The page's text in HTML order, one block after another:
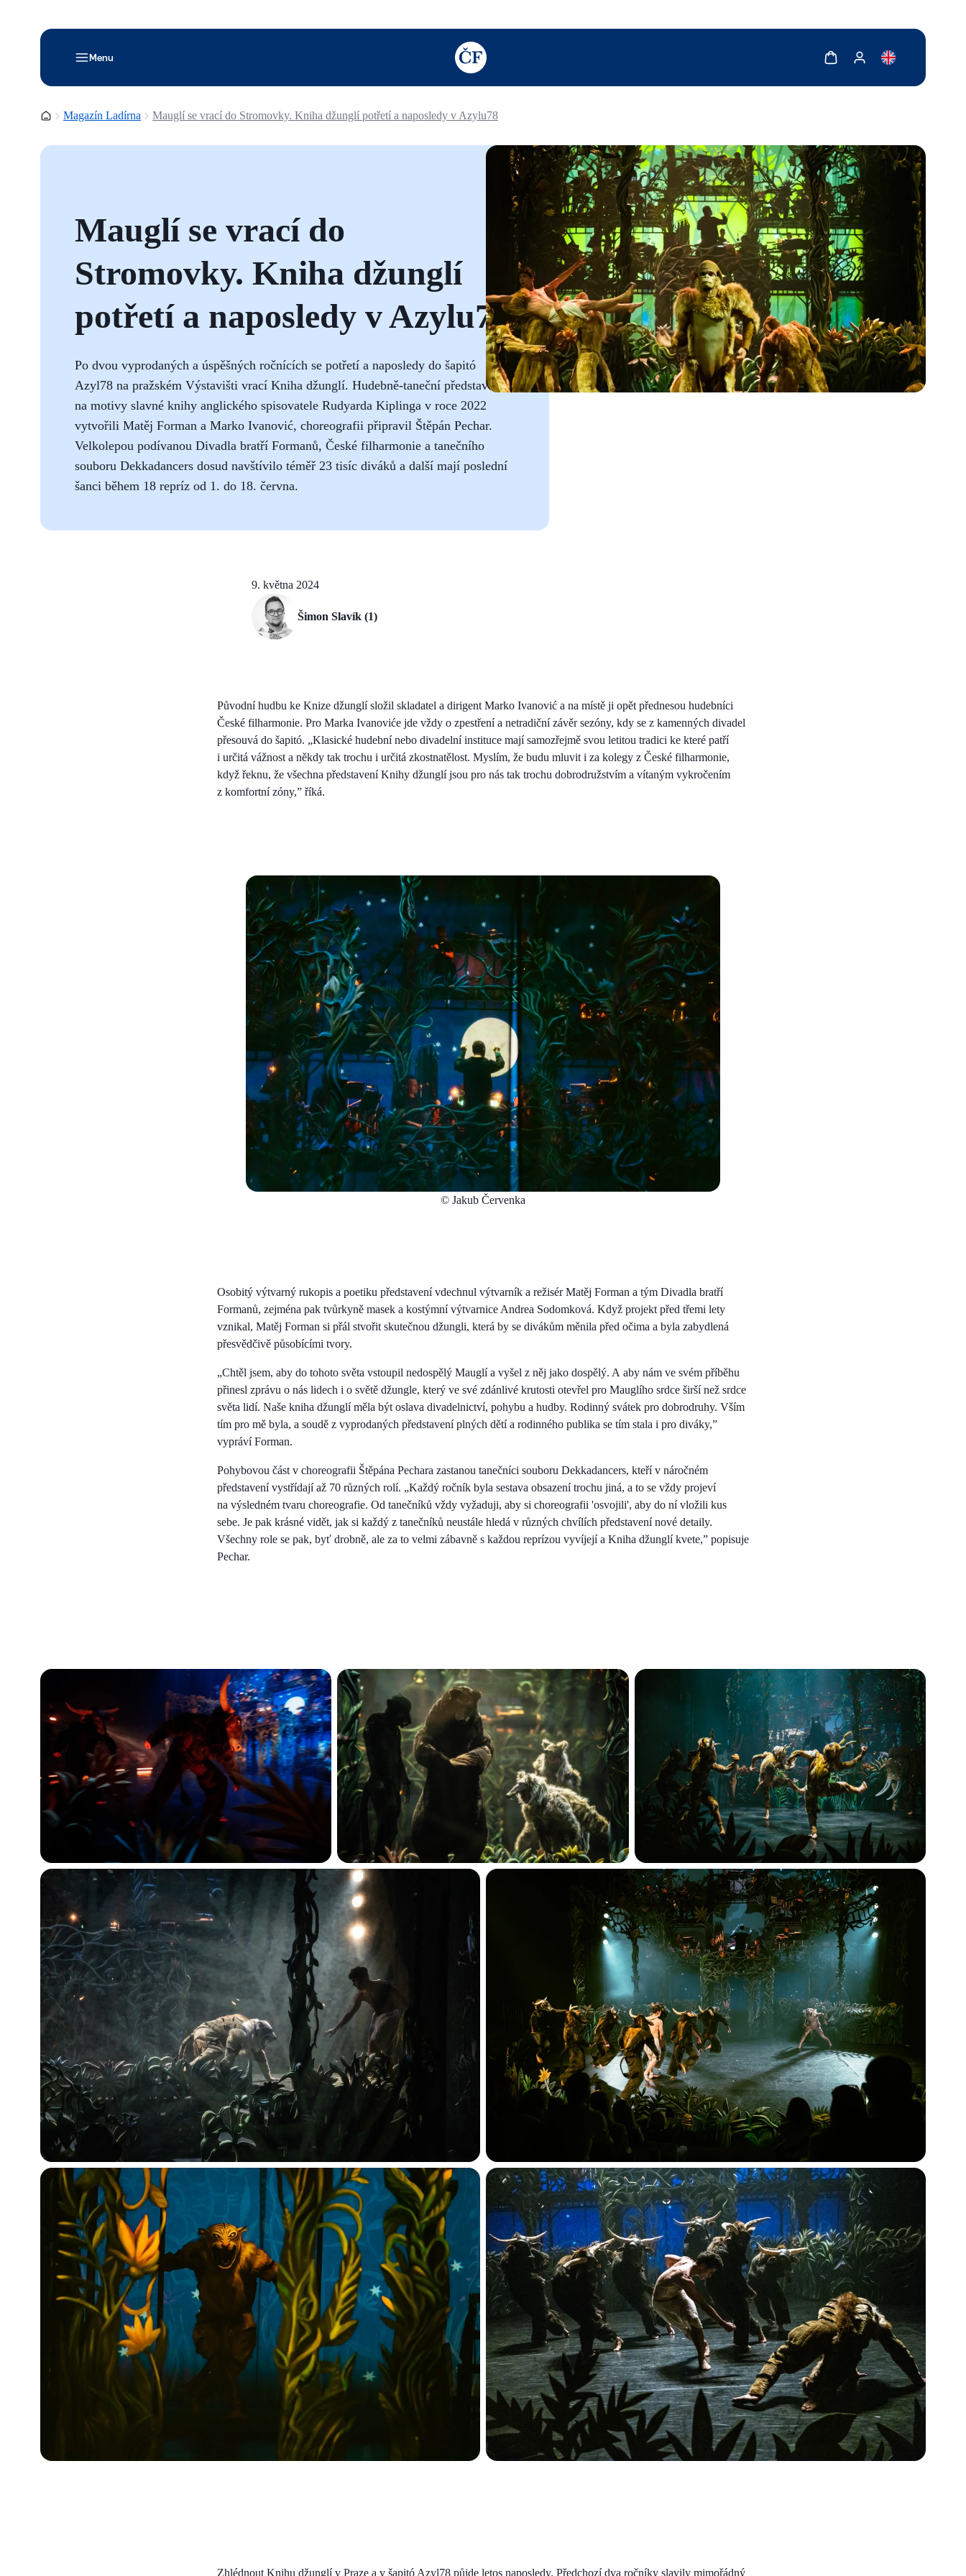
Menu
TODO: Add description for reader
Zobrazit košíkZobrazit můj účet
Domovská stránka
Magazín Ladírna Mauglí se vrací do Stromovky. Kniha džunglí potřetí a naposledy v Azylu78
Mauglí se vrací do
Stromovky. Kniha džunglí
potřetí a naposledy v Azylu78
Po dvou vyprodaných a úspěšných ročnících se potřetí a naposledy do šapitó
Azyl78 na pražském Výstavišti vrací Kniha džunglí. Hudebně-taneční představení
na motivy slavné knihy anglického spisovatele Rudyarda Kiplinga v roce 2022
vytvořili Matěj Forman a Marko Ivanović, choreografii připravil Štěpán Pechar.
Velkolepou podívanou Divadla bratří Formanů, České filharmonie a tanečního
souboru Dekkadancers dosud navštívilo téměř 23 tisíc diváků a další mají poslední
šanci během 18 repríz od 1. do 18. června.
9. května 2024
Šimon Slavík (1)
Původní hudbu ke Knize džunglí složil skladatel a dirigent Marko Ivanović a na místě ji opět přednesou hudebníci
České filharmonie. Pro Marka Ivanoviće jde vždy o zpestření a netradiční závěr sezóny, kdy se z kamenných divadel
přesouvá do šapitó. „Klasické hudební nebo divadelní instituce mají samozřejmě svou letitou tradici ke které patří
i určitá vážnost a někdy tak trochu i určitá zkostnatělost. Myslím, že budu mluvit i za kolegy z České filharmonie,
když řeknu, že všechna představení Knihy džunglí jsou pro nás tak trochu dobrodružstvím a vítaným vykročením
z komfortní zóny,” říká.
© Jakub Červenka
Osobitý výtvarný rukopis a poetiku představení vdechnul výtvarník a režisér Matěj Forman a tým Divadla bratří
Formanů, zejména pak tvůrkyně masek a kostýmní výtvarnice Andrea Sodomková. Když projekt před třemi lety
vznikal, Matěj Forman si přál stvořit skutečnou džungli, která by se divákům měnila před očima a byla zabydlená
přesvědčivě působícími tvory.
„Chtěl jsem, aby do tohoto světa vstoupil nedospělý Mauglí a vyšel z něj jako dospělý. A aby nám ve svém příběhu
přinesl zprávu o nás lidech i o světě džungle, který ve své zdánlivé krutosti otevřel pro Mauglího srdce širší než srdce
světa lidí. Naše kniha džunglí měla být oslava divadelnictví, pohybu a hudby. Rodinný svátek pro dobrodruhy. Vším
tím pro mě byla, a soudě z vyprodaných představení plných dětí a rodinného publika se tím stala i pro diváky,”
vypráví Forman.
Pohybovou část v choreografii Štěpána Pechara zastanou tanečníci souboru Dekkadancers, kteří v náročném
představení vystřídají až 70 různých rolí. „Každý ročník byla sestava obsazení trochu jiná, a to se vždy projeví
na výsledném tvaru choreografie. Od tanečníků vždy vyžaduji, aby si choreografii 'osvojili', aby do ní vložili kus
sebe. Je pak krásné vidět, jak si každý z tanečníků neustále hledá v různých chvílích představení nové detaily.
Všechny role se pak, byť drobně, ale za to velmi zábavně s každou reprízou vyvíjejí a Kniha džunglí kvete,” popisuje
Pechar.
Zhlédnout Knihu džunglí v Praze a v šapitó Azyl78 půjde letos naposledy. Předchozí dva ročníky slavily mimořádný